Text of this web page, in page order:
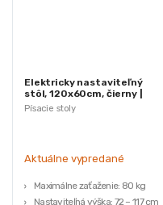
Písacie stoly
Elektricky nastaviteľný
stôl, 120x60cm, čierny |
ModernHome
Aktuálne vypredané
Maximálne zaťaženie: 80 kg
Nastaviteľná výška: 72 – 117 cm